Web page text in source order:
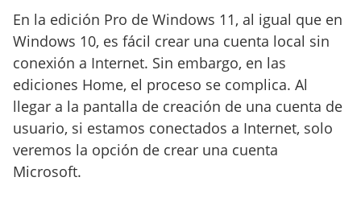
En la edición Pro de Windows 11, al igual que en
Windows 10, es fácil crear una cuenta local sin
conexión a Internet. Sin embargo, en las
ediciones Home, el proceso se complica. Al
llegar a la pantalla de creación de una cuenta de
usuario, si estamos conectados a Internet, solo
veremos la opción de crear una cuenta
Microsoft.